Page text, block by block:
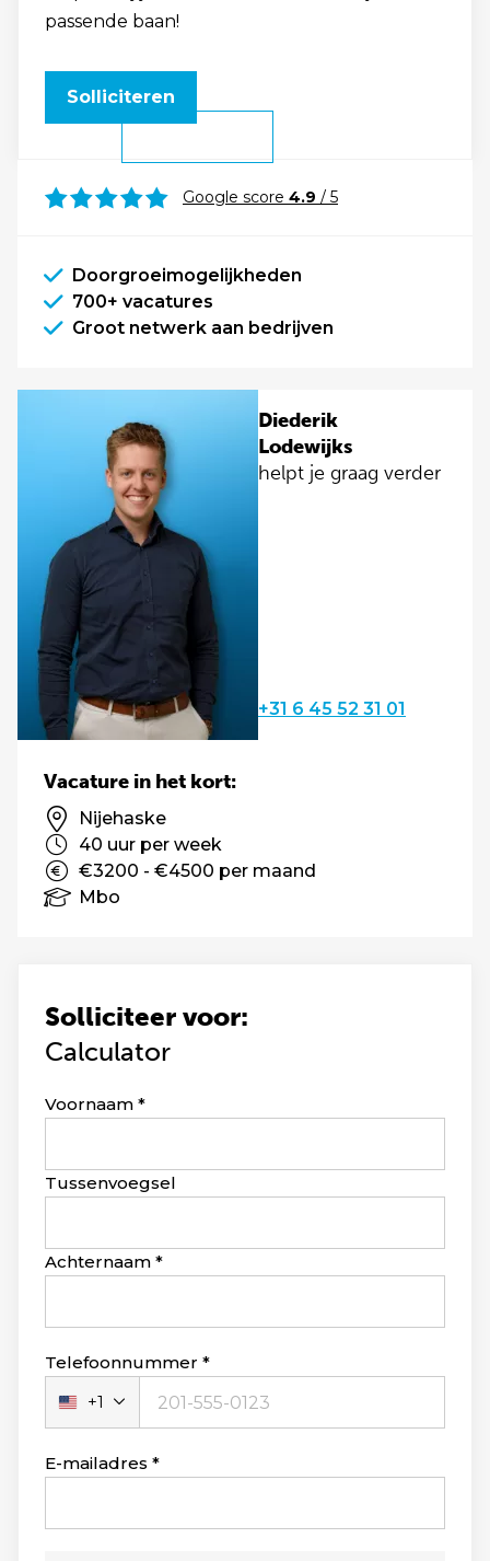
passende baan!
Solliciteren
Google score 4.9 / 5
Doorgroeimogelijkheden
700+ vacatures
Groot netwerk aan bedrijven
Diederik
Lodewijks
helpt je graag verder
+31 6 45 52 31 01
Solliciteer voor:
Calculator
Leave
blank
Voornaam
Tussenvoegsel
Achternaam
Telefoonnummer
Verenigde
Staten
+1
+1
E-mailadres
Vacature in het kort:
Nijehaske
40 uur per week
€3200 - €4500 per maand
Mbo